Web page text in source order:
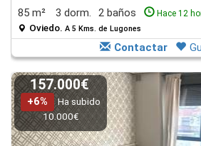
85 m² 3 dorm. 2 baños Hace 12
Oviedo. A 5 Kms. de Lugones
Contactar
157.000€
+6%
Ha subido
10.000€